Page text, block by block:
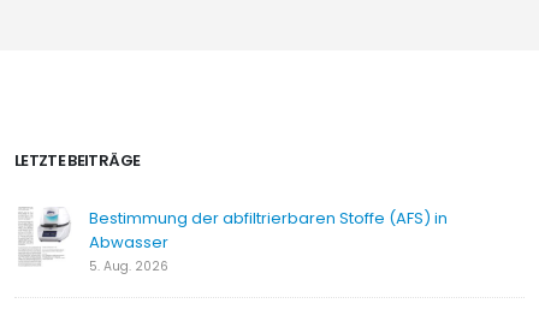
LETZTE BEITRÄGE
Bestimmung der abfiltrierbaren Stoffe (AFS) in
Abwasser
5. Aug. 2026